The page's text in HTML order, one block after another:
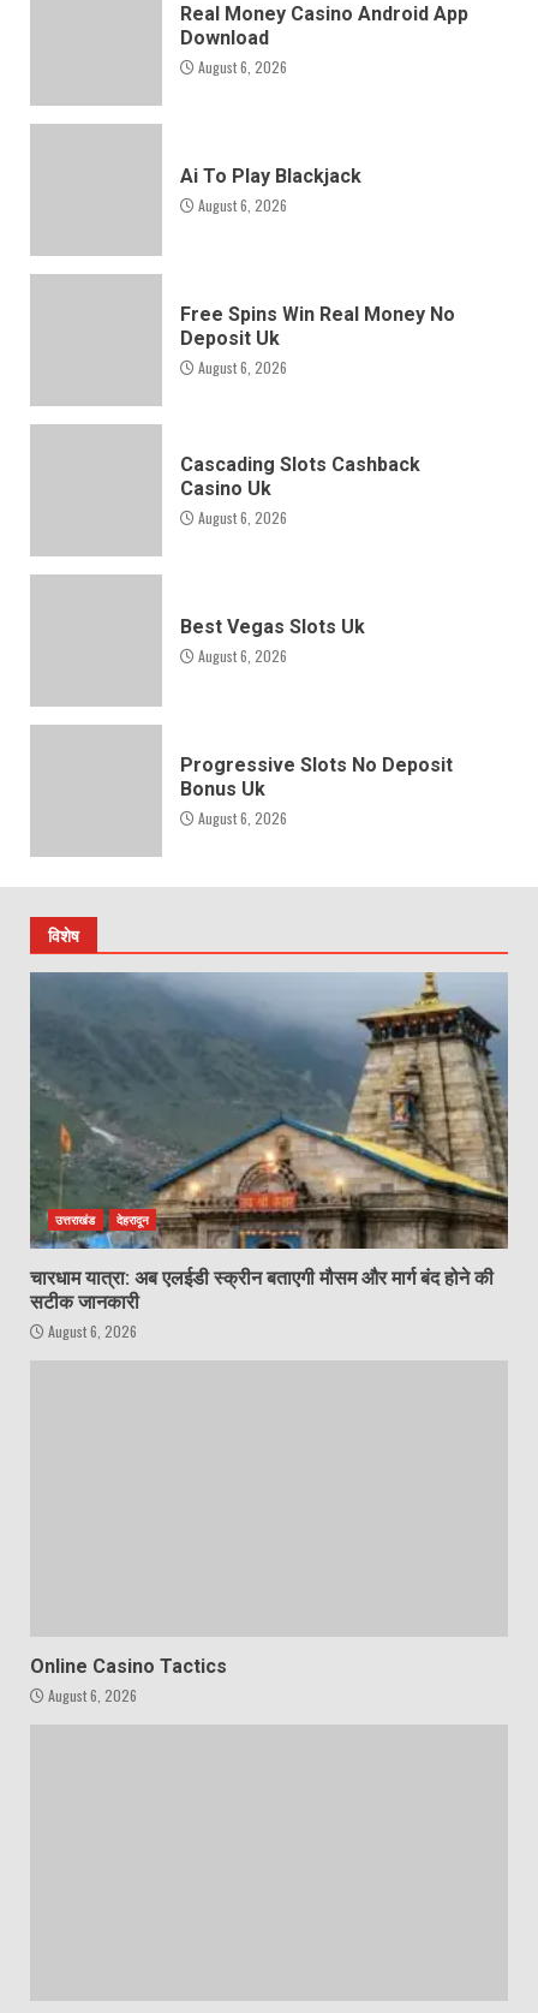
Real Money Casino Android App
Download
August 6, 2026
Ai To Play Blackjack
August 6, 2026
Free Spins Win Real Money No
Deposit Uk
August 6, 2026
Cascading Slots Cashback
Casino Uk
August 6, 2026
Best Vegas Slots Uk
August 6, 2026
Progressive Slots No Deposit
Bonus Uk
August 6, 2026
विशेष
उत्तराखंड देहरादून
चारधाम यात्रा: अब एलईडी स्क्रीन बताएगी मौसम और मार्ग बंद होने की
सटीक जानकारी
August 6, 2026
Online Casino Tactics
August 6, 2026